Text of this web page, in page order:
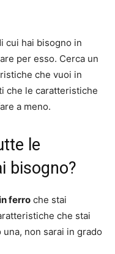
cui hai bisogno in
per esso. Cerca un
che vuoi in
che le caratteristiche
a meno.
le
bisogno?
ferro che stai
che stai
non sarai in grado